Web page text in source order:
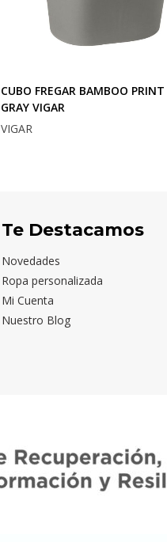
CUBO FREGAR BAMBOO PRINT
GRAY VIGAR
VIGAR
Te Destacamos
Novedades
Ropa personalizada
Mi Cuenta
Nuestro Blog